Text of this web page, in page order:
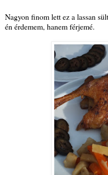
Nagyon finom lett ez a lassan
én érdemem, hanem férjemé.